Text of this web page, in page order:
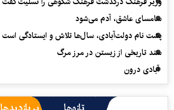
سامسای عاشق، آدم می‌شود
پشت نام دولت‌آبادی، سال‌ها تلاش و ایستادگی است
سند تاریخی از زیستن در مرز مرگ
آبادی درون